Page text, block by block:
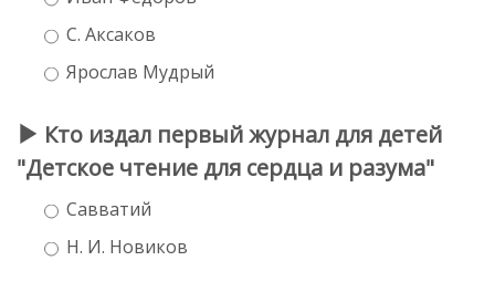
С. Аксаков
Ярослав Мудрый
Кто издал первый журнал для детей
"Детское чтение для сердца и разума"
Савватий
Н. И. Новиков